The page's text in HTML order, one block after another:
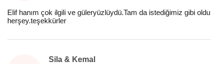
Elif hanım çok ilgili ve güleryüzlüydü.Tam da istediğimiz gibi oldu
herşey.teşekkürler
Sila & Kemal